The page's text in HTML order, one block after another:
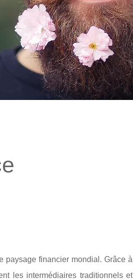
paysage financier mondial. Grâce à
les intermédiaires traditionnels et